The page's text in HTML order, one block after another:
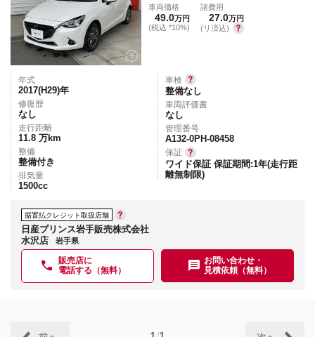
車両価格
49.0万円
(税込 *10%)
諸費用
27.0万円
(リ済込)
年式
2017(H29)年
修復歴
なし
走行距離
11.8 万km
整備
整備付き
排気量
1500cc
車検
整備なし
車両評価書
なし
管理番号
A132-0PH-08458
保証
ワイド保証 保証期間:1年(走行距
離無制限)
据置払クレジット取扱店舗
日産プリンス岩手販売株式会社
水沢店
岩手県
販売店に
電話する（無料）
お問い合わせ・
見積依頼（無料）